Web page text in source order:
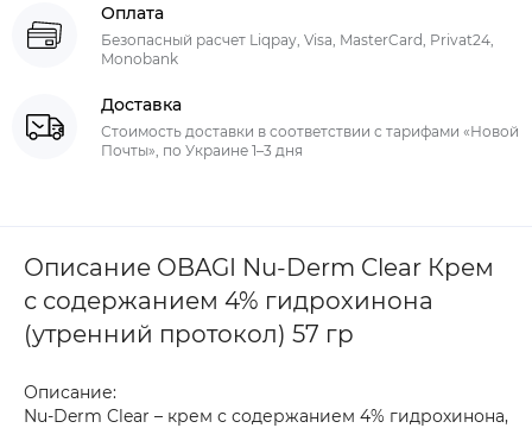
Оплата
Безопасный расчет Liqpay, Visa, MasterCard, Privat24,
Monobank
Доставка
Стоимость доставки в соответствии с тарифами «Новой
Почты», по Украине 1–3 дня
Описание OBAGI Nu-Derm Clear Крем
с содержанием 4% гидрохинона
(утренний протокол) 57 гр
Описание:
Nu-Derm Clear – крем с содержанием 4% гидрохинона,